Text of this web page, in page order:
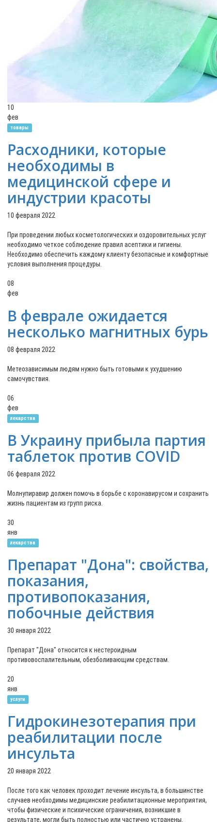
10
фев
товары
Расходники, которые
необходимы в
медицинской сфере и
индустрии красоты
10 февраля 2022
При проведении любых косметологических и оздоровительных услуг
необходимо четкое соблюдение правил асептики и гигиены.
Необходимо обеспечить каждому клиенту безопасные и комфортные
условия выполнения процедуры.
08
фев
В феврале ожидается
несколько магнитных бурь
08 февраля 2022
Метеозависимым людям нужно быть готовыми к ухудшению
самочувствия.
06
фев
лекарства
В Украину прибыла партия
таблеток против COVID
06 февраля 2022
Молнупиравир должен помочь в борьбе с коронавирусом и сохранить
жизнь пациентам из групп риска.
30
янв
лекарства
Препарат "Дона": свойства,
показания,
противопоказания,
побочные действия
30 января 2022
Препарат "Дона" относится к нестероидным
противовоспалительным, обезболивающим средствам.
20
янв
услуги
Гидрокинезотерапия при
реабилитации после
инсульта
20 января 2022
После того как человек проходит лечение инсульта, в большинстве
случаев необходимы медицинские реабилитационные мероприятия,
чтобы физические и психические ограничения, возникшие в
результате, могли быть полностью или частично устранены.